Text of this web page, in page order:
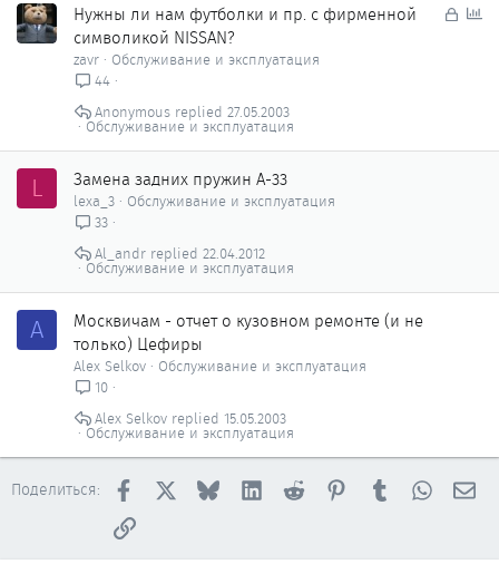
З
О
Нужны ли нам футболки и пр. с фирменной
символикой NISSAN?
zavr
Обслуживание и эксплуатация
44
Обслуживание и эксплуатация
27.05.2003
Anonymous
L Замена задних пружин А-33
lexa_3
Обслуживание и эксплуатация
33
Обслуживание и эксплуатация
22.04.2012
Al_andr
A
Москвичам - отчет о кузовном ремонте (и не
только) Цефиры
Alex Selkov
Обслуживание и эксплуатация
10
Обслуживание и эксплуатация
15.05.2003
Alex Selkov
Поделиться: Facebook BlueskyLinkedInReddit PinterestTumblr
Ссылка